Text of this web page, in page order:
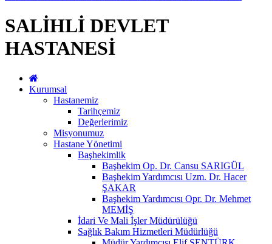
SALİHLİ DEVLET
HASTANESİ
Kurumsal
Hastanemiz
Tarihçemiz
Değerlerimiz
Misyonumuz
Hastane Yönetimi
Başhekimlik
Başhekim Op. Dr. Cansu SARIGÜL
Başhekim Yardımcısı Uzm. Dr. Hacer
ŞAKAR
Başhekim Yardımcısı Opr. Dr. Mehmet
MEMİŞ
İdari Ve Mali İşler Müdürülüğü
Sağlık Bakım Hizmetleri Müdürlüğü